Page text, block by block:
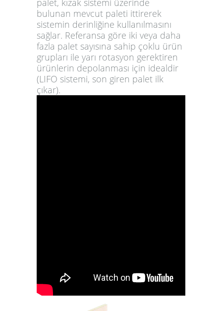
palet, kızak sistemi üzerinde
bulunan mevcut paleti ittirerek
sistemin derinliğine kullanılmasını
sağlar. Referansa göre iki veya daha
fazla palet sayısına sahip çoklu ürün
grupları ile yarı rotasyon gerektiren
ürünlerin depolanması için idealdir
(LIFO sistemi, son giren palet ilk
çıkar).